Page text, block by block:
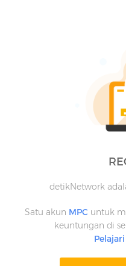
detikNetwork
Satu akun MPC untuk
keuntungan di